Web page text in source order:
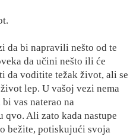
da bi napravili nešto od te
da učini nešto ili će
da voditite težak život, ali se
lep. U vašoj vezi nema
vas naterao na
Ali zato kada nastupe
bežite, potiskujući svoja